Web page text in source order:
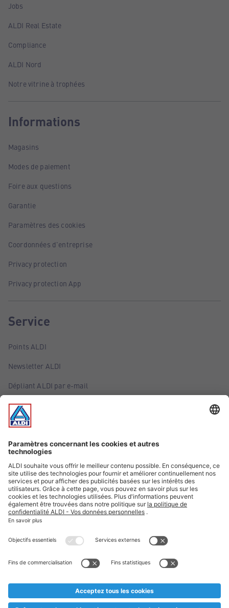
Jobs
ALDI Real Estate
Compliance
ALDI Nord
Notre vitrine à trophées
Informations
Magasins
Modes de paiement
Foire aux questions
Garantie
Paramètres des cookies
Coordonnées d'entreprise
Privacy protection
Privacy protection App
Service
Points ALDI
Newsletter ALDI
Dépliant ALDI par e-mail
Offres
Infos essentielles
Suivez ALDI Belgique
Textes marqués d'un astérisque et mentions légales
* Nous vendons ces articles temporairement et jusqu'à
au cas où, malgré le planning bien étudié, nous serions
prématurément en rupture de stock. Prix Recupel et TVA incl.
** Sur ce site, l’utilisation de la forme masculine a été adoptée